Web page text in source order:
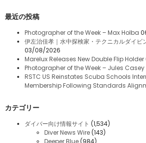
最近の投稿
Photographer of the Week – Max Holba
伊左治佳孝｜水中探検家・テクニカルダイビ
03/08/2026
Marelux Releases New Double Flip Holder
Photographer of the Week – Jules Casey
RSTC US Reinstates Scuba Schools
Membership Following Standards
カテゴリー
ダイバー向け情報サイト (1,534)
Diver News Wire (143)
Deeper Blue (984)